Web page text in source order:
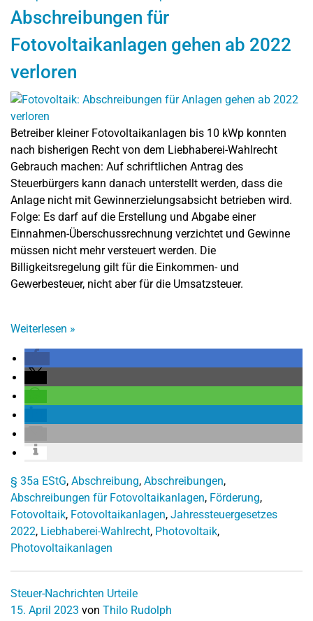
Abschreibungen für
Fotovoltaikanlagen gehen ab 2022
verloren
Betreiber kleiner Fotovoltaikanlagen bis 10 kWp konnten
nach bisherigen Recht von dem Liebhaberei-Wahlrecht
Gebrauch machen: Auf schriftlichen Antrag des
Steuerbürgers kann danach unterstellt werden, dass die
Anlage nicht mit Gewinnerzielungsabsicht betrieben wird.
Folge: Es darf auf die Erstellung und Abgabe einer
Einnahmen-Überschussrechnung verzichtet und Gewinne
müssen nicht mehr versteuert werden. Die
Billigkeitsregelung gilt für die Einkommen- und
Gewerbesteuer, nicht aber für die Umsatzsteuer.
Weiterlesen »
§ 35a EStG, Abschreibung, Abschreibungen,
Abschreibungen für Fotovoltaikanlagen, Förderung,
Fotovoltaik, Fotovoltaikanlagen, Jahressteuergesetzes
2022, Liebhaberei-Wahlrecht, Photovoltaik,
Photovoltaikanlagen
Steuer-Nachrichten Urteile
15. April 2023 von Thilo Rudolph